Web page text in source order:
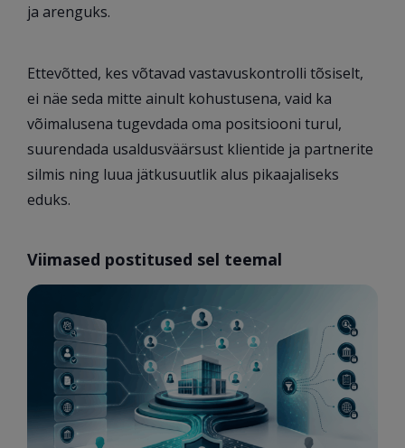
ja arenguks.
Ettevõtted, kes võtavad vastavuskontrolli tõsiselt,
ei näe seda mitte ainult kohustusena, vaid ka
võimalusena tugevdada oma positsiooni turul,
suurendada usaldusväärsust klientide ja partnerite
silmis ning luua jätkusuutlik alus pikaajaliseks
eduks.
Viimased postitused sel teemal